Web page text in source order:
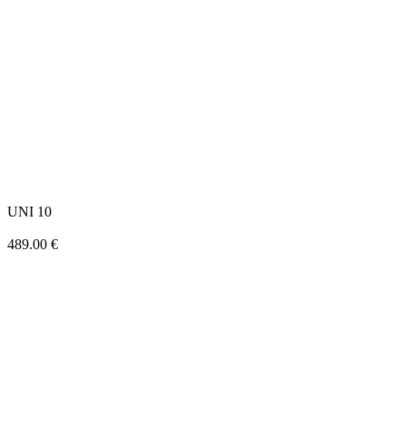
UNI 10
489.00 €